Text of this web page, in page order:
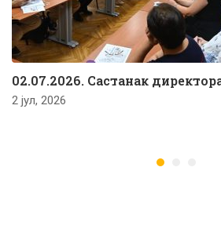
02.07.2026. Састанак
2 јул, 2026